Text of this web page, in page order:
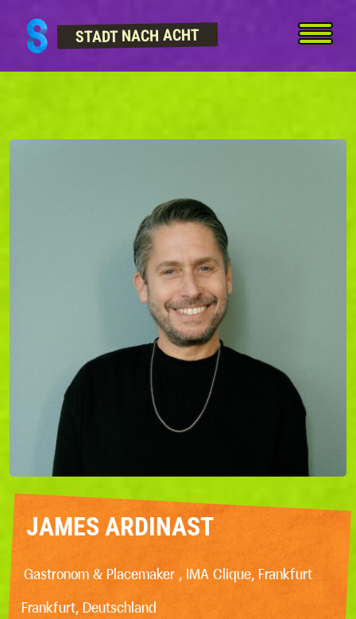
STADT NACH ACHT
JAMES ARDINAST
Gastronom & Placemaker , IMA Clique, Frankfurt
Frankfurt, Deutschland